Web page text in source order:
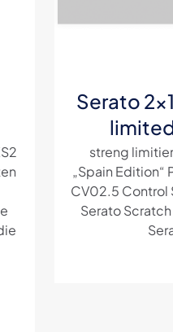
Serato
streng
„Spain Edition“
CV02.5 Control
Serato